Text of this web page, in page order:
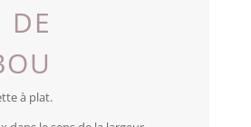
DE
à plat.